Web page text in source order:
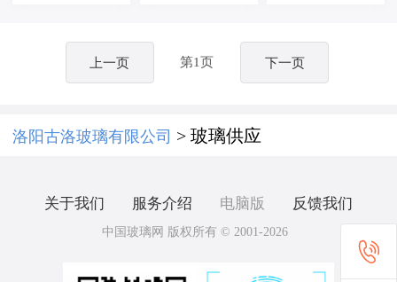
上一页 第1页 下一页
洛阳古洛玻璃有限公司 > 玻璃供应
关于我们 服务介绍 电脑版 反馈我们
中国玻璃网 版权所有 © 2001-2026
